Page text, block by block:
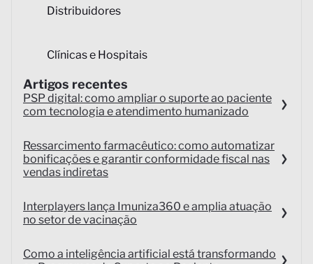
Distribuidores
Clínicas e Hospitais
Artigos recentes
PSP digital: como ampliar o suporte ao paciente
com tecnologia e atendimento humanizado
Ressarcimento farmacêutico: como automatizar
bonificações e garantir conformidade fiscal nas
vendas indiretas
Interplayers lança Imuniza360 e amplia atuação
no setor de vacinação
Como a inteligência artificial está transformando